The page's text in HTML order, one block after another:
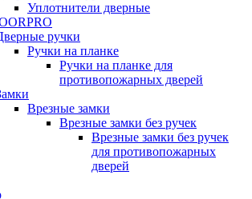
Уплотнители дверные
ручки
Ручки на планке
Ручки на планке для
противопожарных дверей
Врезные замки
Врезные замки без ручек
Врезные замки без ручек
для противопожарных
дверей